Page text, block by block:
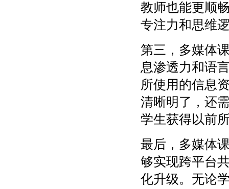
教师也能更顺
专注力和思维
第三，多媒体
息渗透力和语
所使用的信息
清晰明了，还
学生获得以前
最后，多媒体
够实现跨平台
化升级。无论